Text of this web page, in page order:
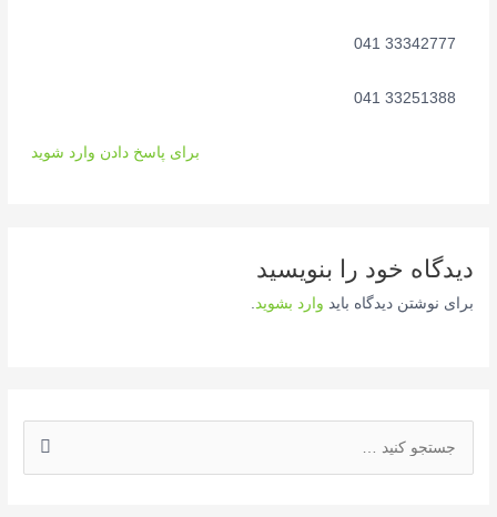
33342777 041
33251388 041
برای پاسخ دادن وارد شوید
دیدگاه‌ خود را بنویسید
برای نوشتن دیدگاه باید وارد بشوید.